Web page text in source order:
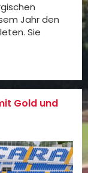
Jahr den
Sie
Gold und